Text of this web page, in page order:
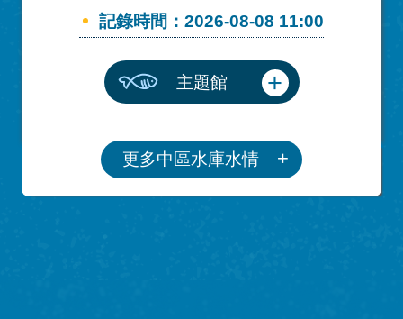
記錄時間：2026-08-08 11:00
主題館
更多中區水庫水情